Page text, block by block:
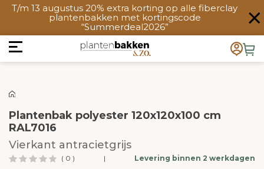
T/m 13 augustus 20% extra korting op alle fiberclay
plantenbakken met kortingscode
“Summerdeal2026”
Plantenbak polyester 120x120x100 cm
RAL7016
Vierkant antracietgrijs
( 0 ) | Levering binnen 2 werkdagen